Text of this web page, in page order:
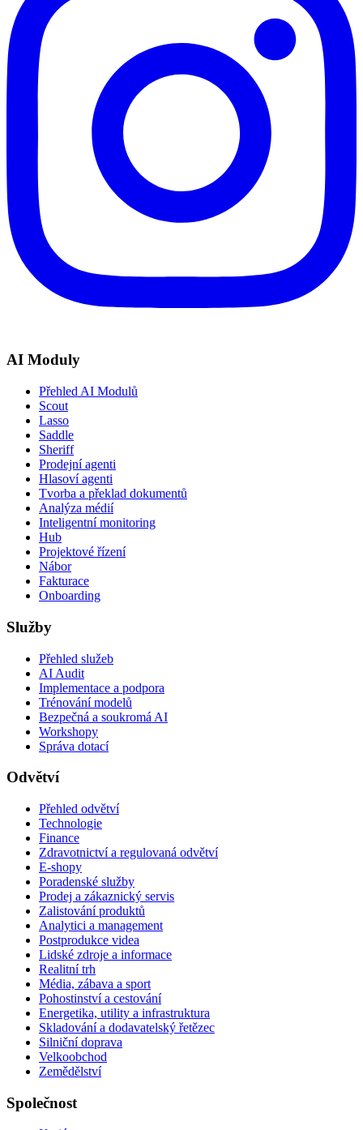
AI Moduly
Přehled AI Modulů
Scout
Lasso
Saddle
Sheriff
Prodejní agenti
Hlasoví agenti
Tvorba a překlad dokumentů
Analýza médií
Inteligentní monitoring
Hub
Projektové řízení
Nábor
Fakturace
Onboarding
Služby
Přehled služeb
AI Audit
Implementace a podpora
Trénování modelů
Bezpečná a soukromá AI
Workshopy
Správa dotací
Odvětví
Přehled odvětví
Technologie
Finance
Zdravotnictví a regulovaná odvětví
E-shopy
Poradenské služby
Prodej a zákaznický servis
Zalistování produktů
Analytici a management
Postprodukce videa
Lidské zdroje a informace
Realitní trh
Média, zábava a sport
Pohostinství a cestování
Energetika, utility a infrastruktura
Skladování a dodavatelský řetězec
Silniční doprava
Velkoobchod
Zemědělství
Společnost